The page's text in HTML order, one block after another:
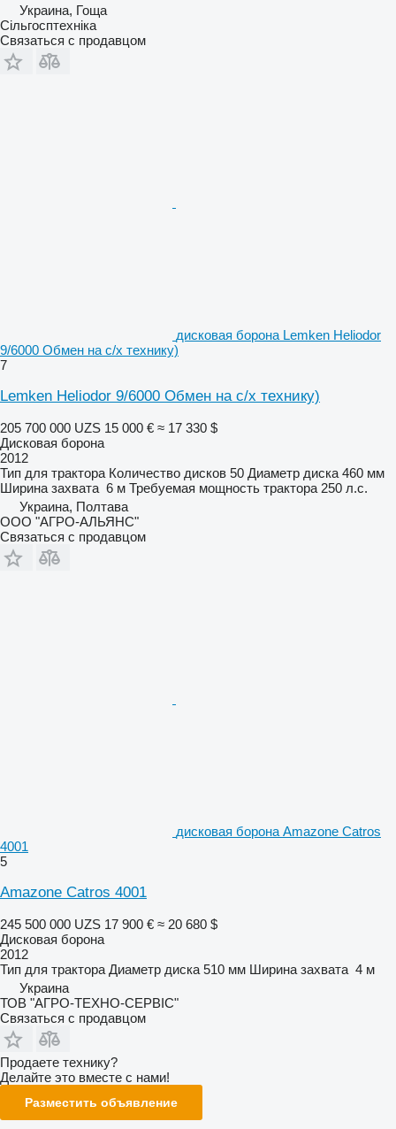
Украина, Гоща
Сільгосптехніка
Связаться с продавцом
дисковая борона Lemken Heliodor
9/6000 Обмен на с/х технику)
7
Lemken Heliodor 9/6000 Обмен на с/х технику)
205 700 000 UZS 15 000 € ≈ 17 330 $
Дисковая борона
2012
Тип для трактора Количество дисков 50 Диаметр диска 460 мм
Ширина захвата 6 м Требуемая мощность трактора 250 л.с.
Украина, Полтава
ООО "АГРО-АЛЬЯНС"
Связаться с продавцом
дисковая борона Amazone Catros
4001
5
Amazone Catros 4001
245 500 000 UZS 17 900 € ≈ 20 680 $
Дисковая борона
2012
Тип для трактора Диаметр диска 510 мм Ширина захвата 4 м
Украина
ТОВ "АГРО-ТЕХНО-СЕРВІС"
Связаться с продавцом
Продаете технику?
Делайте это вместе с нами!
Разместить объявление